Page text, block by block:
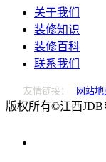
关于我们
装修知识
装修百科
联系我们
友情链接： 网站地
版权所有©江西JDB